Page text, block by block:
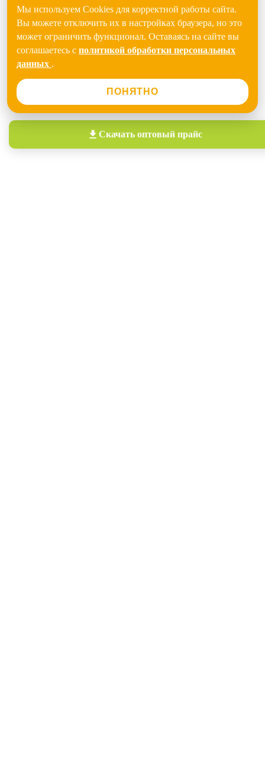
Мы используем Cookies для корректной работы сайта.
Вы можете отключить их в настройках браузера, но это
может ограничить функционал. Оставаясь на сайте вы
соглашаетесь с политикой обработки персональных
данных .
ПОНЯТНО
Скачать оптовый прайс